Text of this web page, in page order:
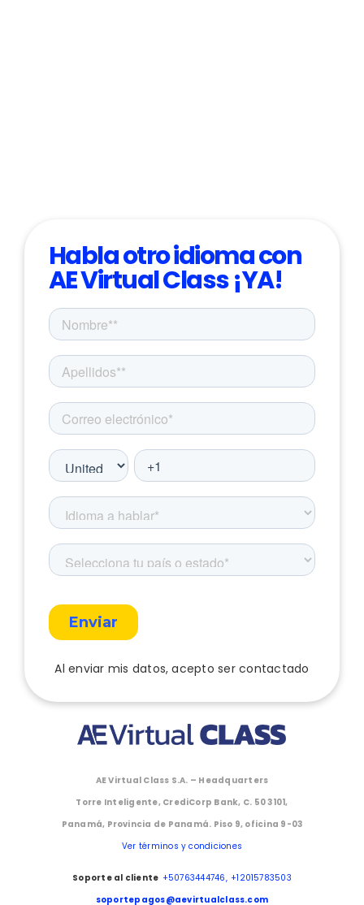
Habla otro idioma con
AE Virtual Class ¡YA!
Al enviar mis datos, acepto ser contactado
AE Virtual Class S.A. – Headquarters
Torre Inteligente, CrediCorp Bank, C. 50 3101,
Panamá, Provincia de Panamá. Piso 9, oficina 9-03
Ver términos y condiciones
Soporte al cliente +50763444746, +12015783503
soportepagos@aevirtualclass.com